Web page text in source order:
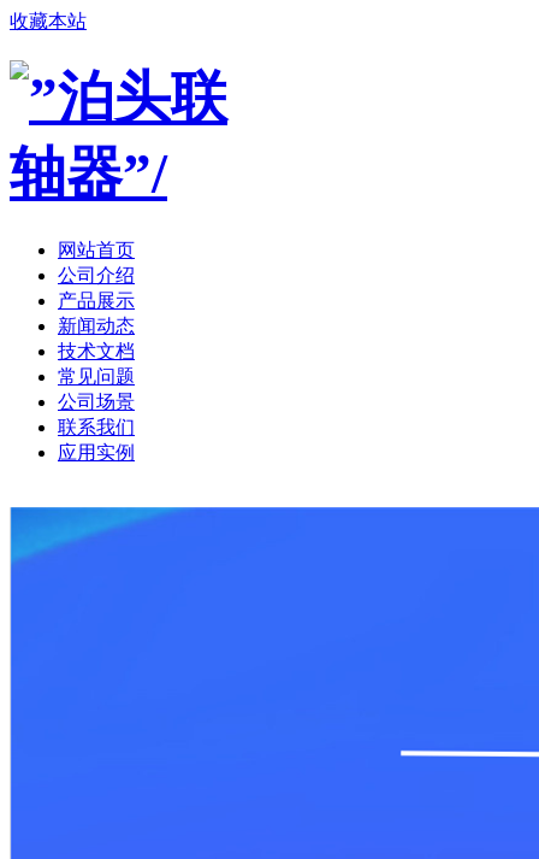
收藏本站
网站首页
公司介绍
产品展示
新闻动态
技术文档
常见问题
公司场景
联系我们
应用实例